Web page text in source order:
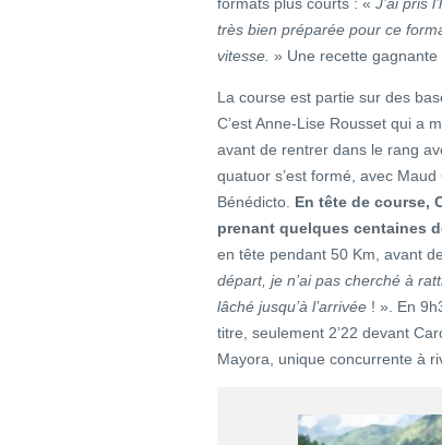
très bien préparée pour ce
vitesse. » Une recette
La course est partie sur des
C’est Anne-Lise Rousset qui a
avant de rentrer dans le rang
quatuor s’est formé, avec
Bénédicto. En tête de course,
prenant quelques centaines
en tête pendant 50 Km, avant
départ, je n’ai pas cherché à
lâché jusqu’à l’arrivée ! ». En
titre, seulement 2’22 devant
Mayora, unique concurrente à